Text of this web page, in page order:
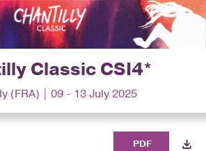
Classic CSI4*
(FRA) | 09 - 13 July 2025
PDF